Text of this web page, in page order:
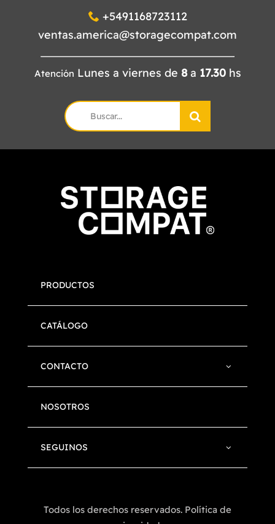
+5491168723112
ventas.america@storagecompat.com
Atención Lunes a viernes de 8a 17.30hs
Search
for:
PRODUCTOS
CATÁLOGO
CONTACTO
NOSOTROS
SEGUINOS
Todos los derechos reservados. Política de